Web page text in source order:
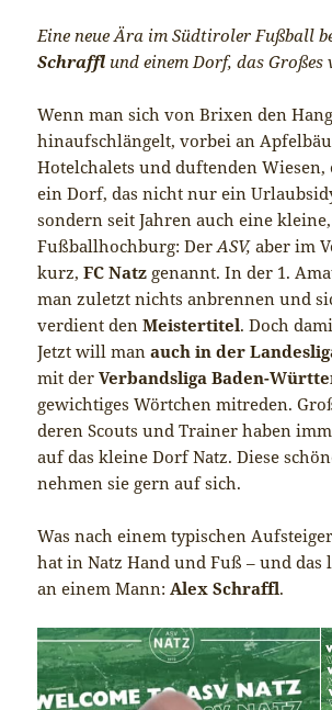
Eine neue Ära im Südtiroler Fußball
Schraffl und einem Dorf, das Großes
Wenn man sich von Brixen den Hang
hinaufschlängelt, vorbei an
Hotelchalets und duftenden Wiesen,
ein Dorf, das nicht nur ein
sondern seit Jahren auch eine
Fußballhochburg: DerASV, aber im
kurz,FC Natz genannt. In der 1.
man zuletzt nichts anbrennen und
verdient denMeistertitel. Doch
Jetzt will manauch in der
mit derVerbandsliga Baden-
gewichtiges Wörtchen mitreden.
deren Scouts und Trainer haben
auf das kleine Dorf Natz. Diese
nehmen sie gern auf sich.
Was nach einem typischen
hat in Natz Hand und Fuß – und das
an einem Mann: Alex Schraffl.